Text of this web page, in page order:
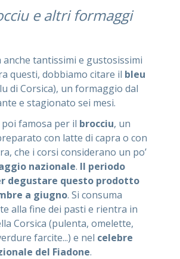
e altri formaggi
anche tantissimi e gustosissimi
questi, dobbiamo citare il bleu
di Corsica), un formaggio dal
e stagionato sei mesi.
poi famosa per il brocciu, un
con latte di capra o con
che i corsi considerano un po’
nazionale. Il periodo
degustare questo prodotto
a giugno. Si consuma
alla fine dei pasti e rientra in
Corsica (pulenta, omelette,
farcite...) e nel celebre
del Fiadone.